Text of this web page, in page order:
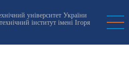
університет України
інститут імені Ігоря